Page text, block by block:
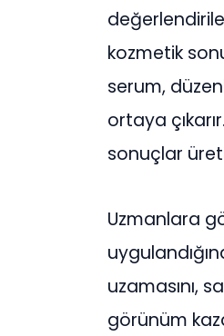
kozmetik
serum,
ortaya
sonuçlar
Uzmanlara
uzamasını,
görünüm